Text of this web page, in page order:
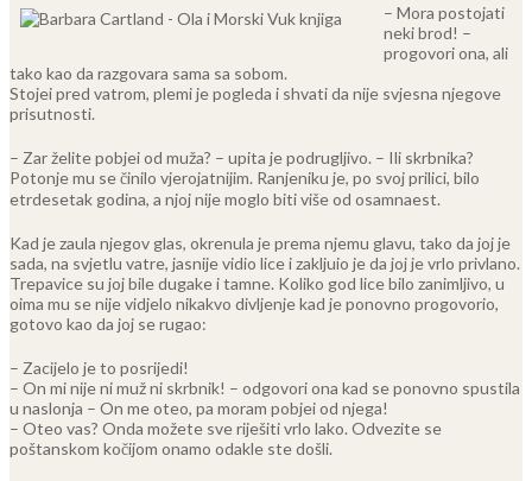
– Mora postojati
neki brod! –
progovori ona, ali
tako kao da razgovara sama sa sobom.
Stojei pred vatrom, plemi je pogleda i shvati da nije svjesna njegove
prisutnosti.
– Zar želite pobjei od muža? – upita je podrugljivo. – Ili skrbnika?
Potonje mu se činilo vjerojatnijim. Ranjeniku je, po svoj prilici, bilo
etrdesetak godina, a njoj nije moglo biti više od osamnaest.
Kad je zaula njegov glas, okrenula je prema njemu glavu, tako da joj je
sada, na svjetlu vatre, jasnije vidio lice i zakljuio je da joj je vrlo privlano.
Trepavice su joj bile dugake i tamne. Koliko god lice bilo zanimljivo, u
oima mu se nije vidjelo nikakvo divljenje kad je ponovno progovorio,
gotovo kao da joj se rugao:
– Zacijelo je to posrijedi!
– On mi nije ni muž ni skrbnik! – odgovori ona kad se ponovno spustila
u naslonja – On me oteo, pa moram pobjei od njega!
– Oteo vas? Onda možete sve riješiti vrlo lako. Odvezite se
poštanskom kočijom onamo odakle ste došli.